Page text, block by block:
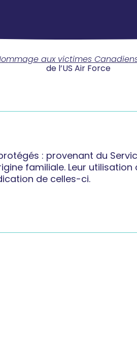
aux victimes
de l’US Air Force
: provenant du
familiale. Leur
de celles-ci.